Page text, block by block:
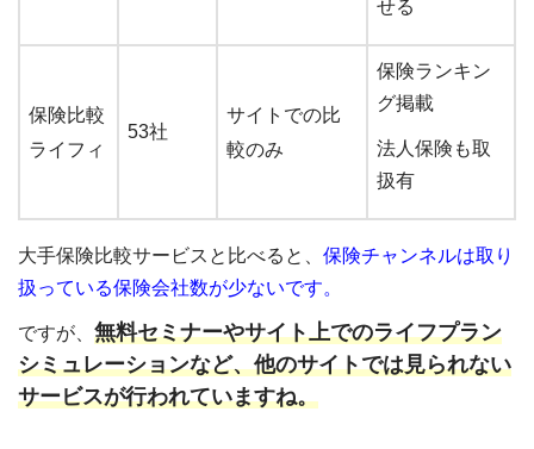
せる
保険比較
ライフィ
53社
サイトでの比
較のみ
保険ランキン
グ掲載
法人保険も取
扱有
大手保険比較サービスと比べると、 保険チャンネルは取り
扱っている保険会社数が少ないです。
ですが、 無料セミナーやサイト上でのライフプラン
シミュレーションなど、他のサイトでは見られない
サービスが行われていますね。